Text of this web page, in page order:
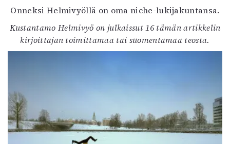
Onneksi Helmivyöllä on oma niche-lukijakuntansa.
Kustantamo Helmivyö on julkaissut 16 tämän artikkelin
kirjoittajan toimittamaa tai suomentamaa teosta.